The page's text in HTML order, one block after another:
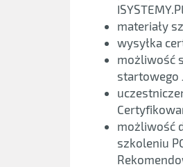
ISYSTEMY.PL,
materiały
wysyłka
możliwość
startowego
możliwość
szkoleniu